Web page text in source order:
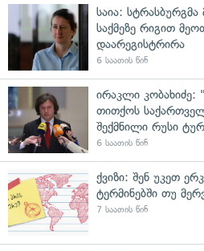
საია:
საქმეზე რიგით
დაარეგისტრირა
6 საათის წინ
ირაკლი კობახიძე:
თითქოს
შექმნილი რუსი
6 საათის წინ
ქვიზი: შენ უკეთ
ტერმინებში თუ
7 საათის წინ